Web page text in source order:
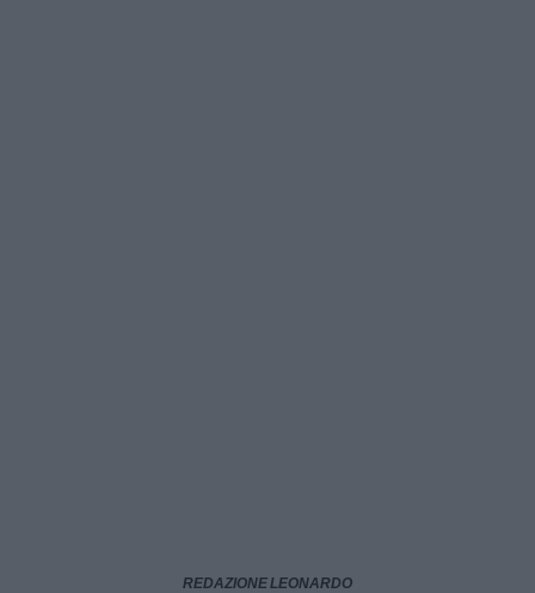
REDAZIONE LEONARDO